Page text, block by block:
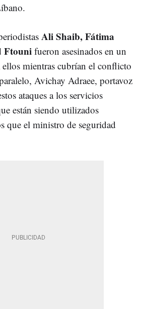
Ali Shaib, Fátima
Ftouni fueron asesinados en un
mientras cubrían el conflicto
Avichay Adraee, portavoz
ataques a los servicios
están siendo utilizados
que el ministro de seguridad